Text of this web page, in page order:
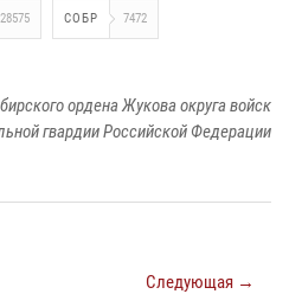
28575 СОБР 7472
ордена Жукова округа войск
гвардии Российской Федерации
Следующая →